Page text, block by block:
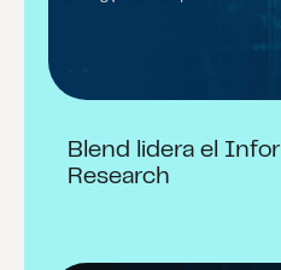
Blend lidera el
Research